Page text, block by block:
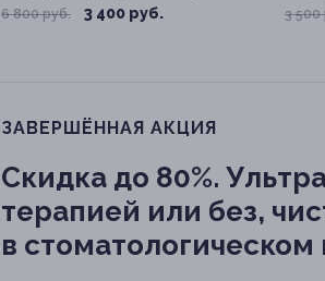
79
6 800 руб. 3 400 руб. 3 500
ЗАВЕРШЁННАЯ АКЦИЯ
Скидка до 80%.
терапией или без,
в